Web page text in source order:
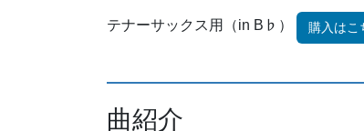
テナーサックス用（in B♭） 購入はこ
曲紹介